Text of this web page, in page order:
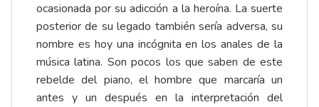
ocasionada por su adicción a la heroína. La suerte
posterior de su legado también sería adversa, su
nombre es hoy una incógnita en los anales de la
música latina. Son pocos los que saben de este
rebelde del piano, el hombre que marcaría un
antes y un después en la interpretación del